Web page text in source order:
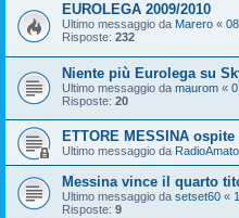
EUROLEGA 2009/2010
Ultimo messaggio da Marero «
Risposte: 232
Niente più Eurolega su
Ultimo messaggio da maurom «
Risposte: 20
ETTORE MESSINA
Ultimo messaggio da
Messina vince il quarto
Ultimo messaggio da setset60 «
Risposte: 9